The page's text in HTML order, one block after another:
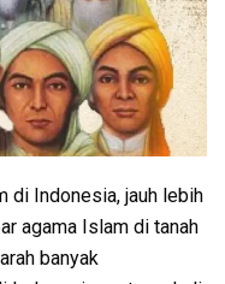
di Indonesia, jauh lebih
agama Islam di tanah
banyak